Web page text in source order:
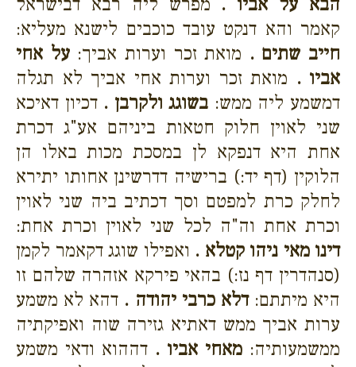
קאמר והא דנקט עובד כוכבים לישנא מעליא:
חייב שתים . מואת זכר וערות אביך:על אחי
אביו . מואת זכר וערות אחי אביך לא תגלה
דמשמע ליה ממש: בשוגג ולקרבן . דכיון דאיכא
שני לאוין חלוק חטאות ביניהם אע"ג דכרת
אחת היא דנפקא לן במסכת מכות באלו הן
הלוקין (דף יד:) ברישיה דדרשינן אחותו יתירא
לחלק כרת למפטם וסך דכתיב ביה שני לאוין
וכרת אחת וה"ה לכל שני לאוין וכרת אחת:
דינו מאי ניהו קטלא . ואפילו שוגג דקאמר לקמן
(סנהדרין דף נז:) בהאי פירקא אזהרה שלהם זו
היא מיתתם:דלא כרבי יהודה . דהא לא משמע
ערות אביך ממש דאתיא גזירה שוה ואפיקתיה
ממשמעותיה: מאחי אביו . דההוא ודאי משמע